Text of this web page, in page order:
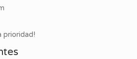
prioridad!